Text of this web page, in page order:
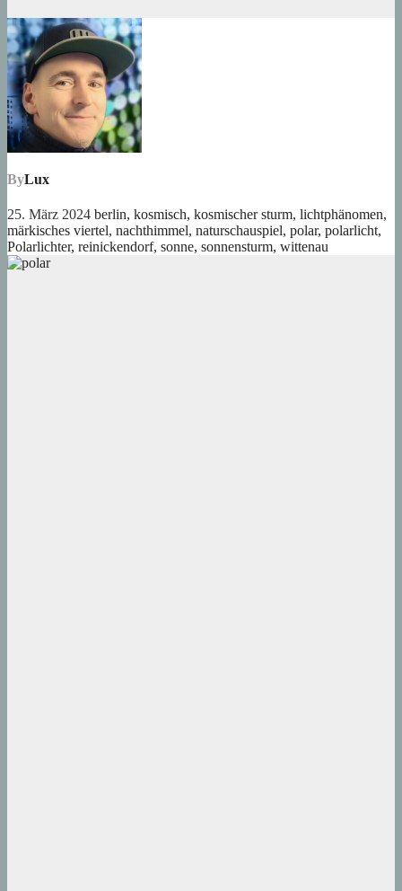
ByLux
25. März 2024 berlin, kosmisch, kosmischer sturm, lichtphänomen,
märkisches viertel, nachthimmel, naturschauspiel, polar, polarlicht,
Polarlichter, reinickendorf, sonne, sonnensturm, wittenau